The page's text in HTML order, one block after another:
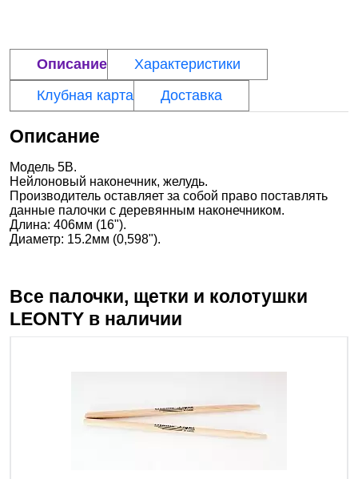
Описание
Характеристики
Клубная карта
Доставка
Описание
Модель 5В.
Нейлоновый наконечник, желудь.
Производитель оставляет за собой право поставлять
данные палочки с деревянным наконечником.
Длина: 406мм (16").
Диаметр: 15.2мм (0,598").
Все палочки, щетки и колотушки
LEONTY в наличии